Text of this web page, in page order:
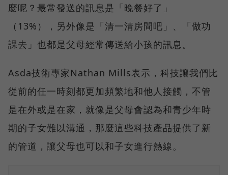
麼呢？最常發送的訊息是「晚餐好了」
（13%），另外像是「清一清房間吧」、「做功
課去」也都是父母經常傳送給小孩的訊息。
Asda技術專家Nathan Mills表示，科技讓我們比
從前的任一時刻都更加頻繁地和他人接觸，不管
是在外或是在家，就像是父母會認為和青少年時
期的子女難以溝通，那麼這些科技產品提供了新
的管道，讓父母也可以和子女進行熱線。